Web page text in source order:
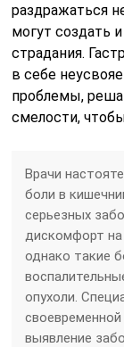
раздражаться
могут создать
страдания.
в себе
проблемы,
смелости,
Врачи
боли в
серьезных
дискомфорт
однако такие
опухоли.
выявление